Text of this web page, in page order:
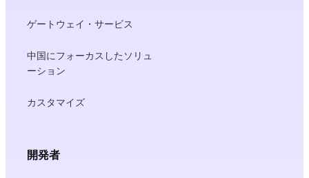
ゲートウェイ・サービス
中国にフォーカスしたソリュ
ーション
カスタマイズ
開発者